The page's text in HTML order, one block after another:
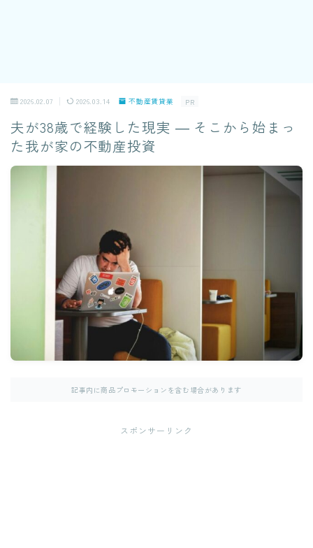
2026.02.07 2026.03.14 不動産賃貸業 PR
夫が38歳で経験した現実 ― そこから始まっ
た我が家の不動産投資
記事内に商品プロモーションを含む場合があります
スポンサーリンク